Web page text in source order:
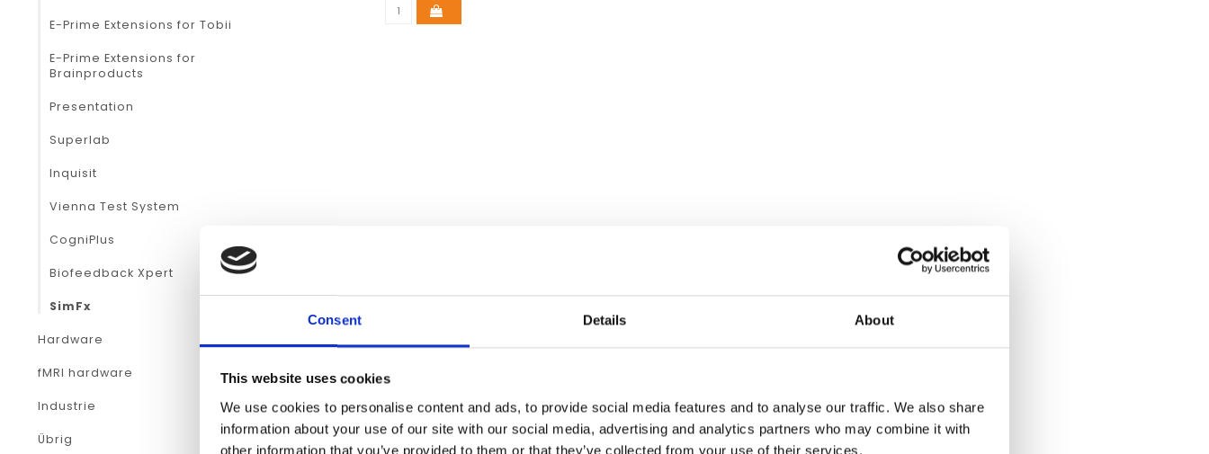
Consent Details About
This website uses cookies
We use cookies to personalise content and ads, to provide social media features and to analyse our traffic. We also share
information about your use of our site with our social media, advertising and analytics partners who may combine it with
other information that you’ve provided to them or that they’ve collected from your use of their services.
E-Prime Extensions for Tobii
E-Prime Extensions for
Brainproducts
Presentation
Superlab
Inquisit
Vienna Test System
CogniPlus
Biofeedback Xpert
SimFx
Hardware
fMRI hardware
Industrie
Übrig